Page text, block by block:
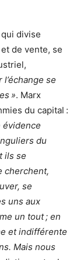
divise
et de vente, se
l’échange se
». Marx
du capital :
évidence
du
ils se
cherchent,
se
uns aux
un tout ; en
et indifférente
Mais nous